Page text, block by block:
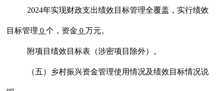
2024年实现财政支出绩效目标管理全覆盖，实行绩效
目标管理 0 个，资金 0 万元。
附项目绩效目标表（涉密项目除外）。
（五）乡村振兴资金管理使用情况及绩效目标情况说